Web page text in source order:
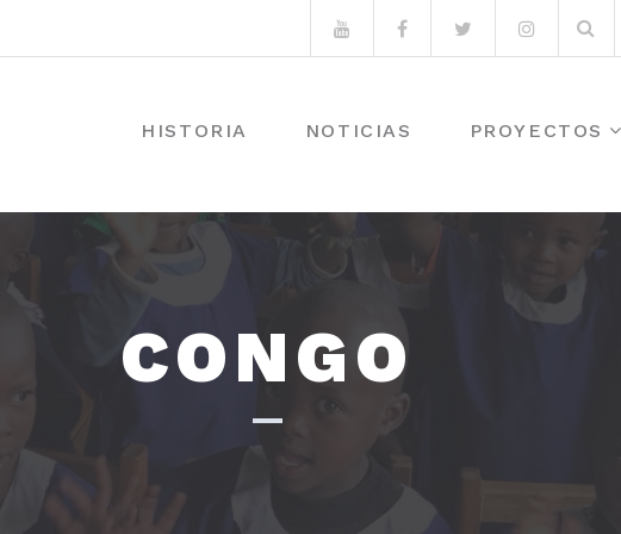
YoutubeFacebookTwitterInstagram
por:
HISTORIA NOTICIAS PROYECTOS
CONGO